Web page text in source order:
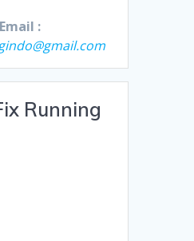
Email :
Running